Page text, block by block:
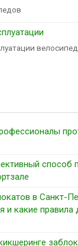
способ
в Санкт-
и какие правила